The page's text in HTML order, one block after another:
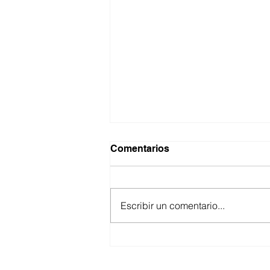
Comentarios
Escribir un comentario...